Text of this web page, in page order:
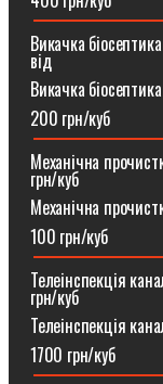
Викачка
Викачка
200 грн/куб
Механічна
грн/куб
Механічна
100 грн/куб
Телеінспекція
грн/куб
Телеінспекція
1700 грн/куб